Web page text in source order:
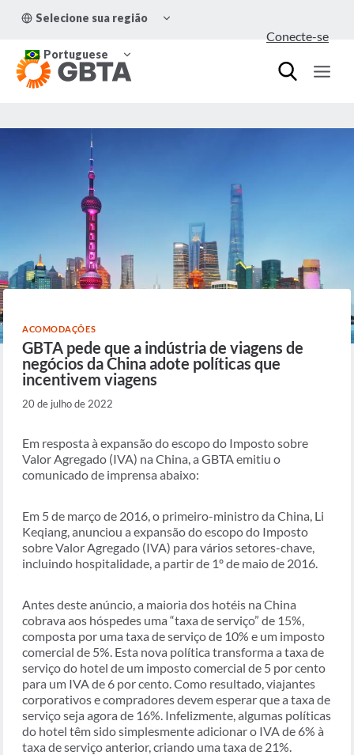
para
Conteúdo
Selecione sua região
MENU
Portuguese
MENU
FILHO
Conecte-se
ACOMODAÇÕES
GBTA pede que a indústria de viagens de
negócios da China adote políticas que
incentivem viagens
20 de julho de 2022
Em resposta à expansão do escopo do Imposto sobre
Valor Agregado (IVA) na China, a GBTA emitiu o
comunicado de imprensa abaixo:
Em 5 de março de 2016, o primeiro-ministro da China, Li
Keqiang, anunciou a expansão do escopo do Imposto
sobre Valor Agregado (IVA) para vários setores-chave,
incluindo hospitalidade, a partir de 1º de maio de 2016.
Antes deste anúncio, a maioria dos hotéis na China
cobrava aos hóspedes uma “taxa de serviço” de 15%,
composta por uma taxa de serviço de 10% e um imposto
comercial de 5%. Esta nova política transforma a taxa de
serviço do hotel de um imposto comercial de 5 por cento
para um IVA de 6 por cento. Como resultado, viajantes
corporativos e compradores devem esperar que a taxa de
serviço seja agora de 16%. Infelizmente, algumas políticas
do hotel têm sido simplesmente adicionar o IVA de 6% à
taxa de serviço anterior, criando uma taxa de 21%.